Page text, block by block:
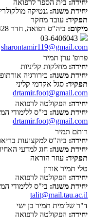
יחידה: בית הספר לרפואה
יחידת משנה: גנטיקה
תפקיד: עובד מחקר
מיקום: ביה"ס רפואה, חדר 428
sharontamir119@gmail.com
פרופ' ערן תמיר
יחידה: מחלקות קליניות
יחידת משנה: כירורגיה
תפקיד: סגל אקדמי קליני
drtamir.foot@gmail.com
יחידה: הפקולטה לרפואה
יחידת משנה: בי"ס ללימודי
drtamir.foot@gmail.com
רותם תמיר
יחידה: ביה"ס למקצועות
יחידת משנה: חוג למדעי
תפקיד: עוזר הוראה
טלי תמיר אורון
יחידה: הפקולטה לרפואה
יחידת משנה: בי"ס ללימודי
talit@mail.tau.ac.il
ד"ר שלומית תמיר בן ישי
יחידה: הפקולטה לרפואה